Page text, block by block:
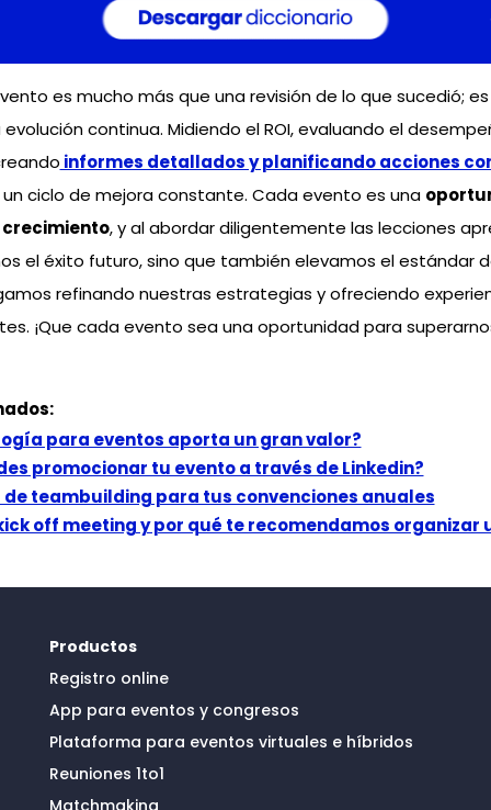
es mucho más que una revisión de lo que sucedió;
continua. Midiendo el ROI, evaluando el
informes detallados y planificando acciones
ciclo de mejora constante. Cada evento es una
, y al abordar diligentemente las lecciones
el éxito futuro, sino que también elevamos el estándar
refinando nuestras estrategias y ofreciendo
¡Que cada evento sea una oportunidad para
para eventos aporta un gran valor?
promocionar tu evento a través de Linkedin?
teambuilding para tus convenciones anuales
off meeting y por qué te recomendamos organizar
Productos
Registro online
App para eventos y congresos
Plataforma para eventos virtuales e híbridos
Reuniones 1to1
Matchmaking